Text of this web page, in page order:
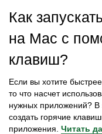
Как
на Mac с
клавиш?
Если вы хотите
то что насчет
нужных приложений? В
создать горячие
приложения. Читать